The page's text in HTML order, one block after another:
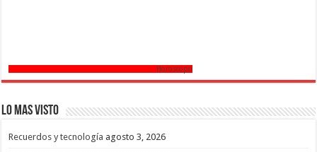
Horoscopo
Lo mas Visto
Recuerdos y tecnología agosto 3, 2026